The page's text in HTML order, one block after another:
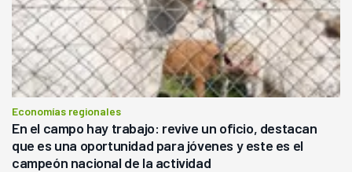
Economías regionales
En el campo hay trabajo: revive un oficio, destacan
que es una oportunidad para jóvenes y este es el
campeón nacional de la actividad